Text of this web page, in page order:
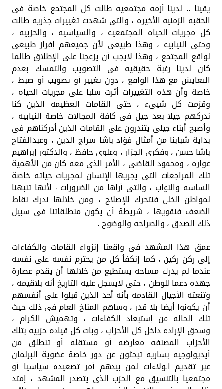
يقينا .. لدينا أزمه مجتمعيه طالت كل المجتمع خاصة فى
الحقبه الزمنيه الأخيره ، والتى شهدت تغييرات جذريه طالت
كل مجريات الحياه المجتمعيه ، والسياسيه ، والحزبيه ،
وحتى النيابيه ، وهذا طبيعى لأن جميعهم إفراز طبيعى
لواقع المجتمع ، وهذا لايجب أن يزعجنا على الإطلاق طالما
كان لدينا رغبة حقيقيه فى التصويب والتمسك بعدم
التعايش مع هذا الواقع ، دون تغيير أو تصويب أو ضبط ،
خاصة وأن هذه التغييرات أثرت سلبا على مجريات الحياه ،
وقزمت كل شيىء ، حتى القامات العظيمه الذين كنا
ندركهم جيلا بعد جيل فى كافة المجالات خاصة النيابيه ،
وأصبح أبناء جيلى يتندرون على القامات الذين أدركناهم فى
بداية شبابنا من أمثال فؤاد باشا سراج الدين ، وعبدالفتاح
باشا حسن ، وفكرى الجزار ، وعلوى حافظ ، والدكتور إبراهيم
عواره ، ومحمود القاضى ، الأمر الذى معه كان من الأهمية
تلك المراجعات التى يجريها الإنسان لمجريات حياته خاصة
الساسه والنواب ، والتى أراها من الضرورات ، لأنها تنبهنا
لمواطن الخلل فنتحرك للإصلاح ، ومن خلالها ندرك نقاط
الضعف فنقويها ، شريطة أن يكون منطلقاتنا فى سبيل
ذلك الصدق ، والصراحه والوضوح .
عمق هذا المشهد فى واقعنا إنزواء القامات والكفاءات
إلى ركن ركين ، كما إنكفأ كل من يحترم نفسه على نفسه
عندما لم يدرك مساحه يستطيع من خلالها أن يقدم عصارة
جهده دعما للوطن ، حتى لايسجل عليه التاريخ أنه بلاقيمه ،
وتنعته الأجيال القادمه بأنه أحد الذين قبلوا على أنفسهم
أن يكونوا أيضا بلا قدر ، وساهم المناخ العام فى ذلك حيث
تلك الحاله من إستبعاد الكفاءات ، وتهميش الكرام ،
وسحق الإراده داخل كل الأحزاب ، وبات كل قياده حزبيه بتلك
الأحزاب المصنفه معارضه أو مستقله أو تنطلق من
أيديولوجيه يساريه تبحثون عن دور خاصة عضوية البرلمان
عبر تقديم الولاءات لمن بيدهم أمر تصعيده سياسيا أو
مجتمعيا بالتنسيق مع الحزب الذى يتصدر المشهد ، إمتد